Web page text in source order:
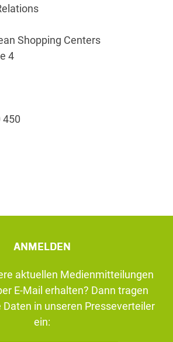
Shopping Centers
4
450
ANMELDEN
aktuellen Medienmitteilungen
E-Mail erhalten? Dann tragen
Daten in unseren Presseverteiler
ein: